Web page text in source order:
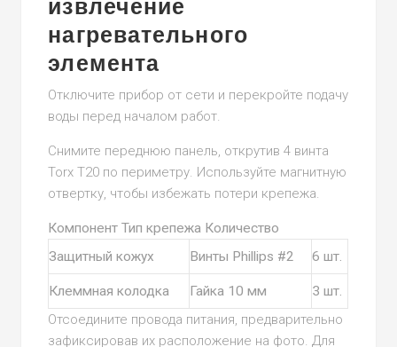
извлечение
нагревательного
элемента
Отключите прибор от сети и перекройте подачу
воды перед началом работ.
Снимите переднюю панель, открутив 4 винта
Torx T20 по периметру. Используйте магнитную
отвертку, чтобы избежать потери крепежа.
Компонент Тип крепежа Количество
Защитный кожух
Винты Phillips #2 6 шт.
Клеммная колодка Гайка 10 мм
3 шт.
Отсоедините провода питания, предварительно
зафиксировав их расположение на фото. Для